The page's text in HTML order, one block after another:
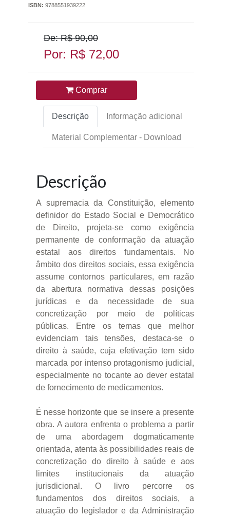
ISBN: 9788551939222
De: R$ 90,00
Por: R$ 72,00
Comprar
Descrição Informação adicional
Material Complementar - Download
Descrição
A supremacia da Constituição, elemento
definidor do Estado Social e Democrático
de Direito, projeta-se como exigência
permanente de conformação da atuação
estatal aos direitos fundamentais. No
âmbito dos direitos sociais, essa exigência
assume contornos particulares, em razão
da abertura normativa dessas posições
jurídicas e da necessidade de sua
concretização por meio de políticas
públicas. Entre os temas que melhor
evidenciam tais tensões, destaca-se o
direito à saúde, cuja efetivação tem sido
marcada por intenso protagonismo judicial,
especialmente no tocante ao dever estatal
de fornecimento de medicamentos.
É nesse horizonte que se insere a presente
obra. A autora enfrenta o problema a partir
de uma abordagem dogmaticamente
orientada, atenta às possibilidades reais de
concretização do direito à saúde e aos
limites institucionais da atuação
jurisdicional. O livro percorre os
fundamentos dos direitos sociais, a
atuação do legislador e da Administração